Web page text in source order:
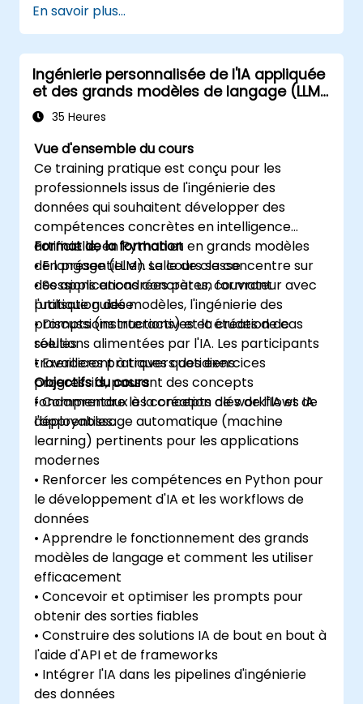
applications Python dans AWS Cloud9.
Collaborer avec d'autres développeurs
utilisant la plateforme AWS Cloud9.
Intégrer AWS Cloud9 avec d'autres
services AWS pour des déploiements
avancés.
En savoir plus...
Ingénierie personnalisée de l'IA appliquée
et des grands modèles de langage (LLM)
avec Python
35 Heures
Vue d'ensemble du cours
Ce training pratique est conçu pour les
professionnels issus de l'ingénierie des
données qui souhaitent développer des
compétences concrètes en intelligence
artificielle, en Python et en grands modèles
de langage (LLM). Le cours se concentre sur
des applications concrètes, couvrant
l'utilisation des modèles, l'ingénierie des
prompts (instructions) et la création de
solutions alimentées par l'IA. Les participants
travailleront à travers des exercices
progressifs, passant des concepts
fondamentaux à la création de workflows IA
déployables.
Format de la formation
• En présentiel en salle de classe
• Sessions encadrées par un formateur avec
pratique guidée
• Discussions interactives et études de cas
réelles
• Exercices pratiques quotidiens
Objectifs du cours
• Comprendre les concepts clés de l'IA et de
l'apprentissage automatique (machine
learning) pertinents pour les applications
modernes
• Renforcer les compétences en Python pour
le développement d'IA et les workflows de
données
• Apprendre le fonctionnement des grands
modèles de langage et comment les utiliser
efficacement
• Concevoir et optimiser les prompts pour
obtenir des sorties fiables
• Construire des solutions IA de bout en bout à
l'aide d'API et de frameworks
• Intégrer l'IA dans les pipelines d'ingénierie
des données